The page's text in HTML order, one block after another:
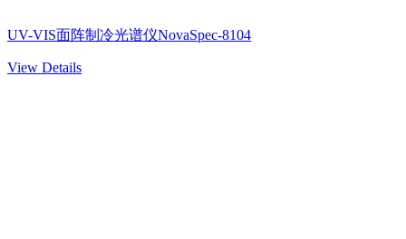
UV-VIS面阵制冷光谱仪NovaSpec-8104
View Details